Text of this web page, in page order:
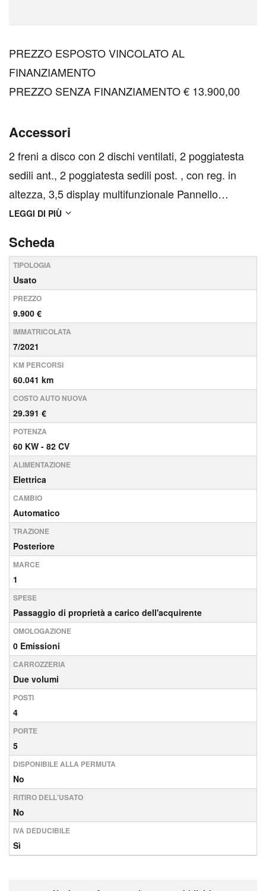
PREZZO ESPOSTO VINCOLATO AL
FINANZIAMENTO
PREZZO SENZA FINANZIAMENTO € 13.900,00
Accessori
2 freni a disco con 2 dischi ventilati, 2 poggiatesta
sedili ant., 2 poggiatesta sedili post. , con reg. in
altezza, 3,5 display multifunzionale Pannello
strumenti 1 e 8,9, 8,0 display multifunzionale touch
conducente, airbag anteriore passeggero con i...
LEGGI DI PIÙ
Scheda
TIPOLOGIA
Usato
PREZZO
9.900 €
IMMATRICOLATA
7/2021
KM PERCORSI
60.041 km
COSTO AUTO NUOVA
29.391 €
POTENZA
60 KW - 82 CV
ALIMENTAZIONE
Elettrica
CAMBIO
Automatico
TRAZIONE
Posteriore
MARCE
1
SPESE
Passaggio di proprietà a carico dell'acquirente
OMOLOGAZIONE
0 Emissioni
CARROZZERIA
Due volumi
POSTI
4
PORTE
5
DISPONIBILE ALLA PERMUTA
No
RITIRO DELL'USATO
No
IVA DEDUCIBILE
Sì